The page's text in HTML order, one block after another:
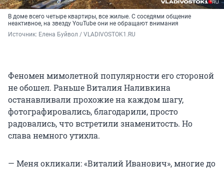
В доме всего четыре квартиры, все жилые. С соседями общение
неактивное, на звезду YouTube они не обращают внимания
Источник: Елена Буйвол / VLADIVOSTOK1.RU
Феномен мимолетной популярности его стороной
не обошел. Раньше Виталия Наливкина
останавливали прохожие на каждом шагу,
фотографировались, благодарили, просто
радовались, что встретили знаменитость. Но
слава немного утихла.
— Меня окликали: «Виталий Иванович», многие до